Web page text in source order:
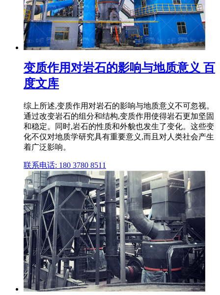
变质作用对岩石的影响与地质意义 百
度文库
综上所述,变质作用对岩石的影响与地质意义不可忽视。
通过改变岩石的组分和结构,变质作用使得岩石更加坚固
和稳定。同时,岩石的性质和外貌也发生了变化。这些变
化不仅对地质学研究具有重要意义,而且对人类社会产生
着广泛影响。
联系电话: 180 3780 8511